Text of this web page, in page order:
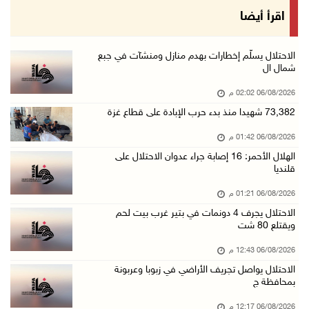
"التعاون الإسلامي" تدين عدوان الاحتلال على مخ ...
الحصار يعيد صناعة الفخار إلى الواجهة في غزة
الاحتلال يواصل تجريف الأراضي في زبوبا وعربونة ...
محافظة القدس: العدوان على مخيم قلنديا يستهدف ...
06/آب/2026 12:16 م
الرئاسة تدين وتحذر الاحتلال من استمرار حربه ا ...
06/آب/2026 11:53 ص
الاحتلال يهدم منزلا شرق الخليل
اقرأ أيضا
الاحتلال يسلّم إخطارات بهدم منازل ومنشآت في جبع
شمال ال
06/08/2026 02:02 م
73,382 شهيدا منذ بدء حرب الإبادة على قطاع غزة
06/08/2026 01:42 م
الهلال الأحمر: 16 إصابة جراء عدوان الاحتلال على
قلنديا
06/08/2026 01:21 م
الاحتلال يجرف 4 دونمات في بتير غرب بيت لحم
ويقتلع 80 شت
06/08/2026 12:43 م
الاحتلال يواصل تجريف الأراضي في زبوبا وعربونة
بمحافظة ج